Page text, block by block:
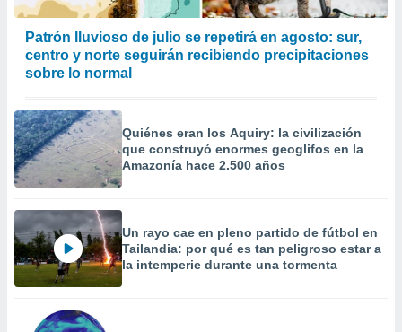
Patrón lluvioso de julio se repetirá en agosto: sur,
centro y norte seguirán recibiendo precipitaciones
sobre lo normal
Quiénes eran los Aquiry: la civilización
que construyó enormes geoglifos en la
Amazonía hace 2.500 años
Un rayo cae en pleno partido de fútbol en
Tailandia: por qué es tan peligroso estar a
la intemperie durante una tormenta